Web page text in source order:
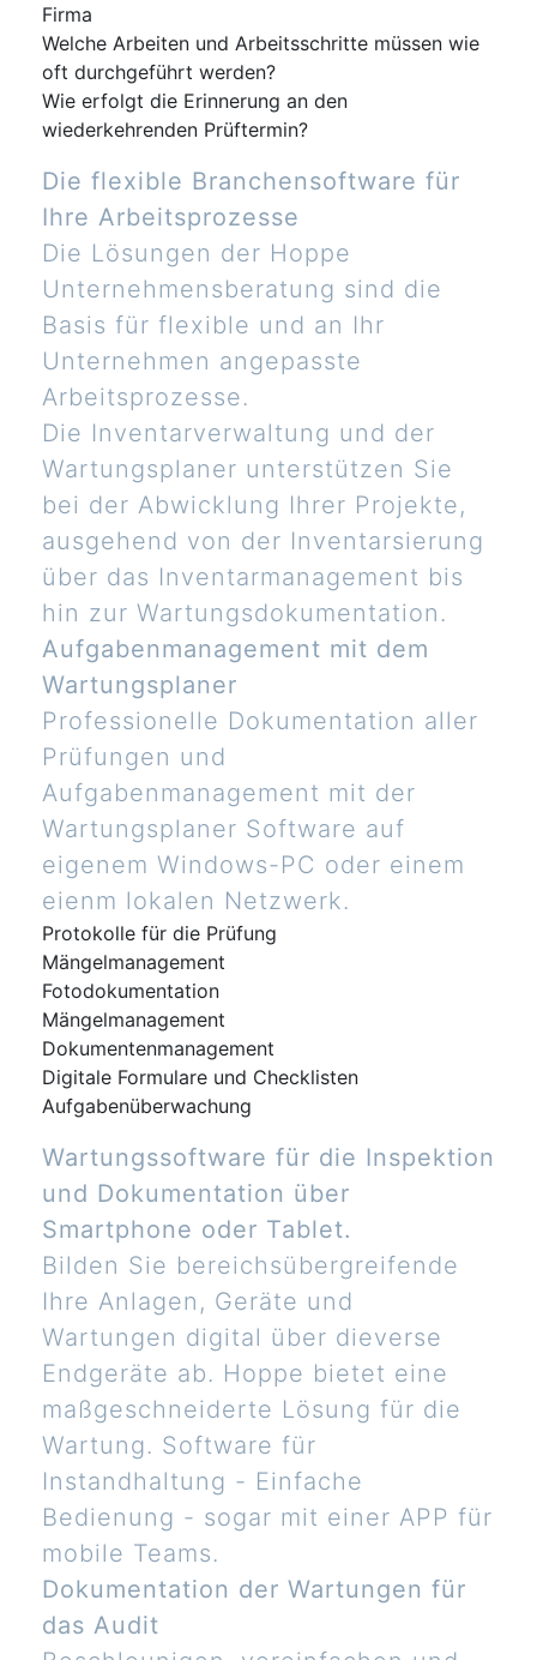
Firma
Welche Arbeiten und Arbeitsschritte müssen wie
oft durchgeführt werden?
Wie erfolgt die Erinnerung an den
wiederkehrenden Prüftermin?
Die flexible Branchensoftware für
Ihre Arbeitsprozesse
Die Lösungen der Hoppe
Unternehmensberatung sind die
Basis für flexible und an Ihr
Unternehmen angepasste
Arbeitsprozesse.
Die Inventarverwaltung und der
Wartungsplaner unterstützen Sie
bei der Abwicklung Ihrer Projekte,
ausgehend von der Inventarsierung
über das Inventarmanagement bis
hin zur Wartungsdokumentation.
Aufgabenmanagement mit dem
Wartungsplaner
Professionelle Dokumentation aller
Prüfungen und
Aufgabenmanagement mit der
Wartungsplaner Software auf
eigenem Windows-PC oder einem
eienm lokalen Netzwerk.
Protokolle für die Prüfung
Mängelmanagement
Fotodokumentation
Mängelmanagement
Dokumentenmanagement
Digitale Formulare und Checklisten
Aufgabenüberwachung
Wartungssoftware für die Inspektion
und Dokumentation über
Smartphone oder Tablet.
Bilden Sie bereichsübergreifende
Ihre Anlagen, Geräte und
Wartungen digital über dieverse
Endgeräte ab. Hoppe bietet eine
maßgeschneiderte Lösung für die
Wartung. Software für
Instandhaltung - Einfache
Bedienung - sogar mit einer APP für
mobile Teams.
Dokumentation der Wartungen für
das Audit